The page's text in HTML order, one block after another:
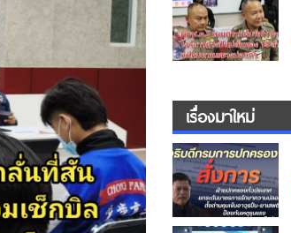
เรื่องมาใหม่